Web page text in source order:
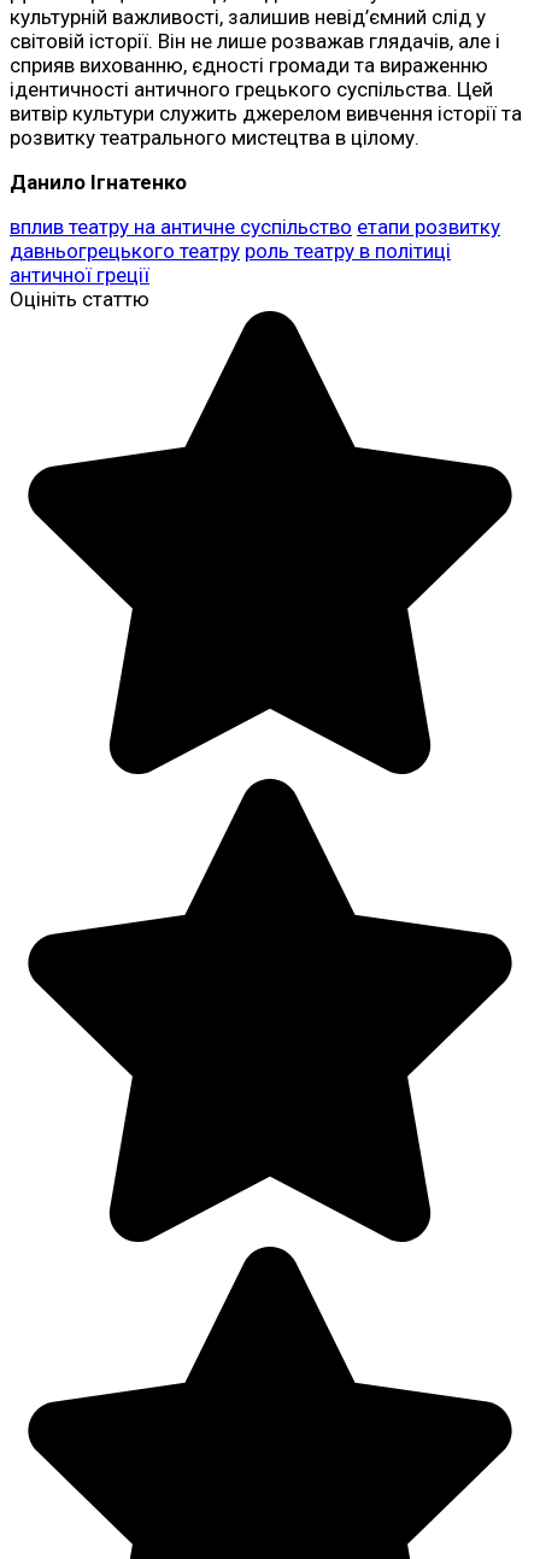
культурній важливості, залишив невід’ємний слід у
світовій історії. Він не лише розважав глядачів, але і
сприяв вихованню, єдності громади та вираженню
ідентичності античного грецького суспільства. Цей
витвір культури служить джерелом вивчення історії та
розвитку театрального мистецтва в цілому.
Данило Ігнатенко
вплив театру на античне суспільство етапи розвитку
давньогрецького театру роль театру в політиці
античної греції
Оцініть статтю